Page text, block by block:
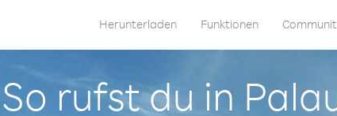
Herunterladen Funktionen
So rufst du in